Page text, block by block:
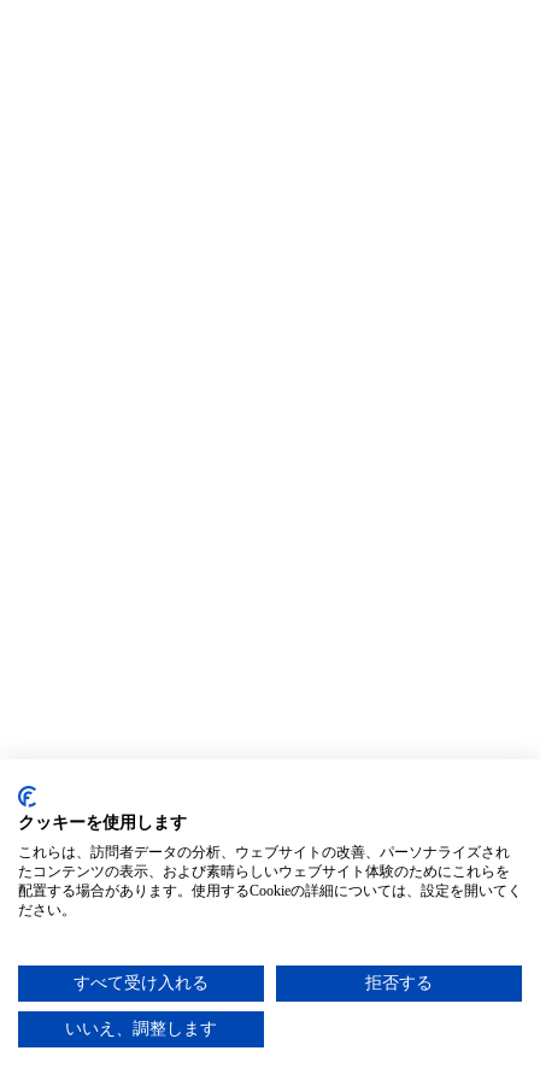
クッキーを使用します
これらは、訪問者データの分析、ウェブサイトの改善、パーソナライズされ
たコンテンツの表示、および素晴らしいウェブサイト体験のためにこれらを
配置する場合があります。使用するCookieの詳細については、設定を開いてく
ださい。
すべて受け入れる 拒否する
いいえ、調整します